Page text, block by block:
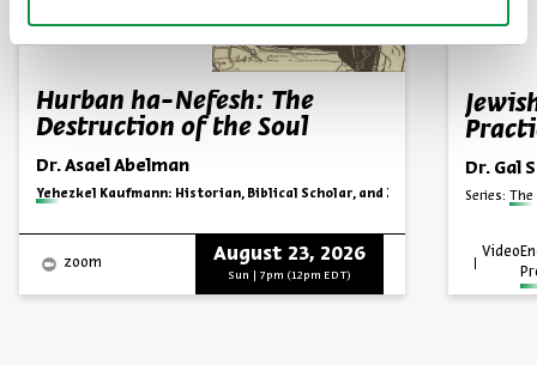
Hurban ha-Nefesh: The
Destruction of the Soul
Dr. Asael Abelman
Series:
Yehezkel Kaufmann: Historian, Biblical Scholar, and Zionist Thinker
zoom August 23, 2026
Sun | 7pm (12pm EDT)
Dr. Gal
Series:
Video